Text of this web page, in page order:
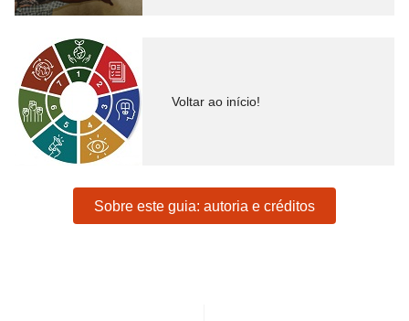
Voltar ao início!
Sobre este guia: autoria e créditos